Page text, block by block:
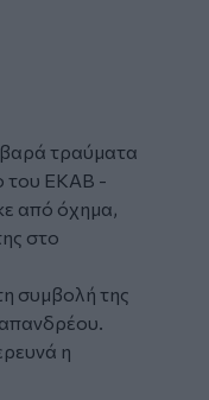
τραύματα
του ΕΚΑΒ -
από όχημα,
στο
συμβολή της
η